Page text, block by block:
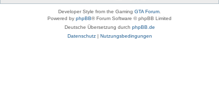
Developer Style from the Gaming GTA Forum
Powered by phpBB® Forum Software © phpBB Limited
Deutsche Übersetzung durch phpBB.de
Datenschutz| Nutzungsbedingungen